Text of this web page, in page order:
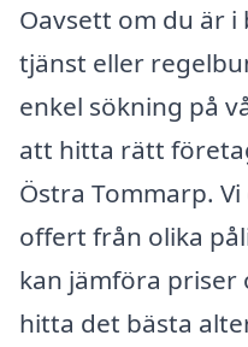
Oavsett om du är i
tjänst eller
enkel sökning på
att hitta rätt
Östra Tommarp.
offert från olika
kan jämföra
hitta det bästa